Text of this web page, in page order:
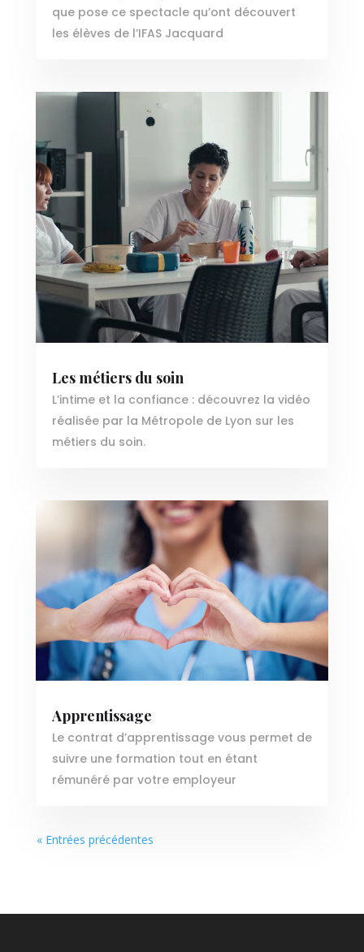
que pose ce spectacle qu’ont découvert
les élèves de l’IFAS Jacquard
Les métiers du soin
L’intime et la confiance : découvrez la vidéo
réalisée par la Métropole de Lyon sur les
métiers du soin.
Apprentissage
Le contrat d’apprentissage vous permet de
suivre une formation tout en étant
rémunéré par votre employeur
« Entrées précédentes